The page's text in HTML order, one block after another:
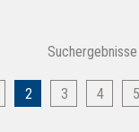
2 3 4 5